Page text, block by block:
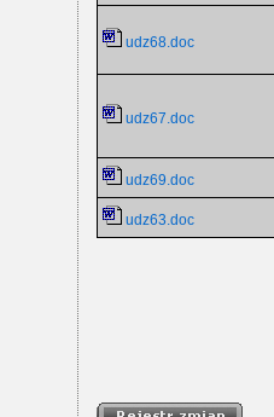
udz68.doc
udz67.doc
udz69.doc
udz63.doc